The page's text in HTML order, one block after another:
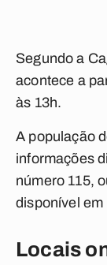
Segundo a
acontece a
às 13h.
A população
informações
número 115,
disponível
Locais